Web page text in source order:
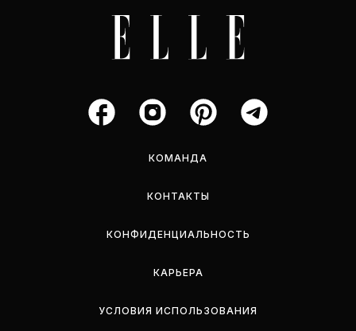
КОМАНДА
КОНТАКТЫ
КОНФИДЕНЦИАЛЬНОСТЬ
КАРЬЕРА
УСЛОВИЯ ИСПОЛЬЗОВАНИЯ